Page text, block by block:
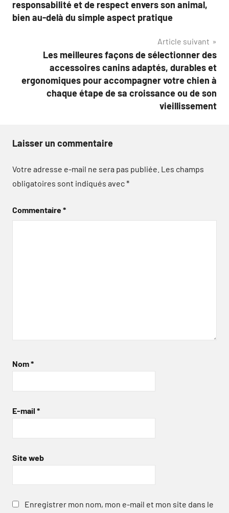
l’article
responsabilité et de respect envers son animal,
bien au-delà du simple aspect pratique
Article suivant
Les meilleures façons de sélectionner des
accessoires canins adaptés, durables et
ergonomiques pour accompagner votre chien à
chaque étape de sa croissance ou de son
vieillissement
Laisser un commentaire
Votre adresse e-mail ne sera pas publiée. Les champs
obligatoires sont indiqués avec*
Commentaire*
Nom*
E-mail *
Site web
Enregistrer mon nom, mon e-mail et mon site dans le